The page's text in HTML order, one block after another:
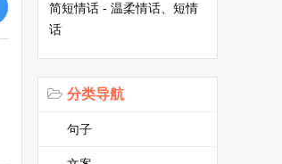
简短情话 - 温柔情话、短情
话
分类导航
句子